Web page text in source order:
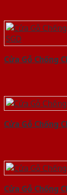
Cửa Gỗ Chống
Cửa Gỗ Chống
Cửa Gỗ Chống